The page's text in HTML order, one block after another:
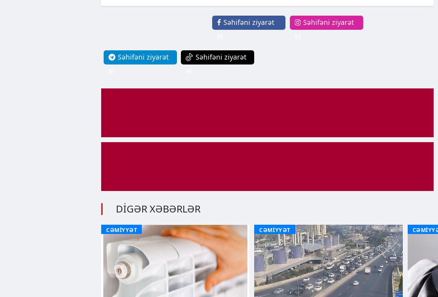
Səhifəni ziyarət
Səhifəni ziyarət
Səhifəni ziyarət
Səhifəni ziyarət
DİGƏR XƏBƏRLƏR
CƏMİYYƏT CƏMİYYƏT